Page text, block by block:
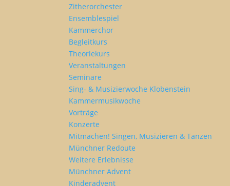
Zitherorchester
Ensemblespiel
Kammerchor
Begleitkurs
Theoriekurs
Veranstaltungen
Seminare
Sing- & Musizierwoche Klobenstein
Kammermusikwoche
Vorträge
Konzerte
Mitmachen! Singen, Musizieren & Tanzen
Münchner Redoute
Weitere Erlebnisse
Münchner Advent
Kinderadvent